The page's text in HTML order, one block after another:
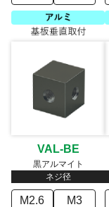
VAL-BE
黒アルマイト
ネジ径
M2.6
M3